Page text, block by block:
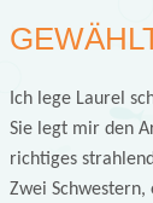
Ich lege Laurel
Sie legt mir den
richtiges
Zwei